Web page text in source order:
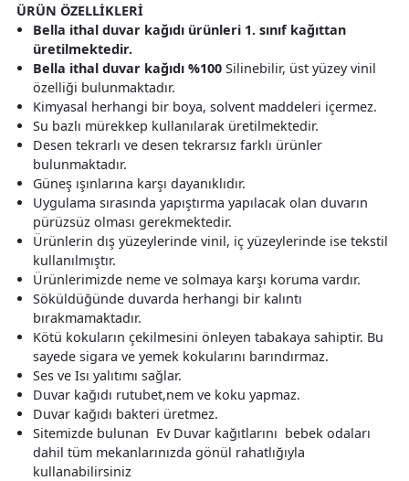
ÜRÜN ÖZELLİKLERİ
Bella ithal duvar kağıdı ürünleri 1. sınıf kağıttan
üretilmektedir.
Bella ithal duvar kağıdı %100 Silinebilir, üst yüzey vinil
özelliği bulunmaktadır.
Kimyasal herhangi bir boya, solvent maddeleri içermez.
Su bazlı mürekkep kullanılarak üretilmektedir.
Desen tekrarlı ve desen tekrarsız farklı ürünler
bulunmaktadır.
Güneş ışınlarına karşı dayanıklıdır.
Uygulama sırasında yapıştırma yapılacak olan duvarın
pürüzsüz olması gerekmektedir.
Ürünlerin dış yüzeylerinde vinil, iç yüzeylerinde ise tekstil
kullanılmıştır.
Ürünlerimizde neme ve solmaya karşı koruma vardır.
Söküldüğünde duvarda herhangi bir kalıntı
bırakmamaktadır.
Kötü kokuların çekilmesini önleyen tabakaya sahiptir. Bu
sayede sigara ve yemek kokularını barındırmaz.
Ses ve Isı yalıtımı sağlar.
Duvar kağıdı rutubet,nem ve koku yapmaz.
Duvar kağıdı bakteri üretmez.
Sitemizde bulunan Ev Duvar kağıtlarını bebek odaları
dahil tüm mekanlarınızda gönül rahatlığıyla
kullanabilirsiniz